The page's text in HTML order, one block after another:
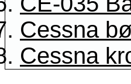
Cessna
Cessna